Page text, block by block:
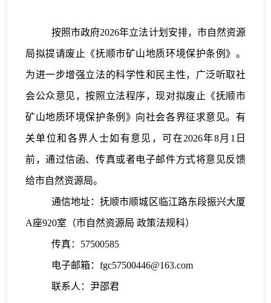
按照市政府2026年立法计划安排，市自然资源
局拟提请废止《抚顺市矿山地质环境保护条例》。
为进一步增强立法的科学性和民主性，广泛听取社
会公众意见，按照立法程序，现对拟废止《抚顺市
矿山地质环境保护条例》向社会各界征求意见。有
关单位和各界人士如有意见，可在2026年8月1日
前，通过信函、传真或者电子邮件方式将意见反馈
给市自然资源局。
通信地址：抚顺市顺城区临江路东段振兴大厦
A座920室（市自然资源局 政策法规科）
传真： 57500585
电子邮箱： fgc57500446@163.com
联系人：尹邵君